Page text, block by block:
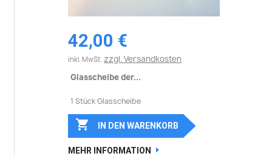
42,00 €
inkl. MwSt. zzgl. Versandkosten
Glasscheibe der...
1 Stück Glasscheibe
 IN DEN WARENKORB
MEHR INFORMATION